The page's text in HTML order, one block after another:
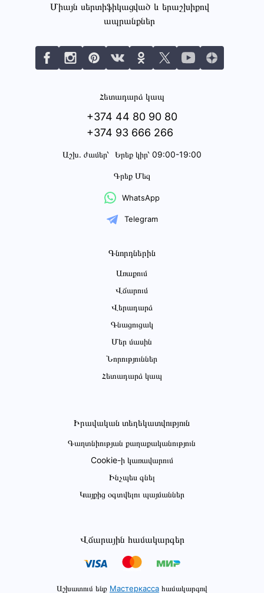
Միայն սերտիֆիկացված և երաշխիքով
ապրանքներ
Հետադարձ կապ
+374 44 80 90 80
+374 93 666 266
Աշխ․ ժամեր՝ Երեք կիր՝ 09:00-19:00
Գրեք Մեզ
WhatsApp
Telegram
Գնորդներին
Առաքում
Վճարում
Վերադարձ
Գնացուցակ
Մեր մասին
Նորություններ
Հետադարձ կապ
Իրավական տեղեկատվություն
Գաղտնիության քաղաքականություն
Cookie-ի կառավարում
Ինչպես գնել
Կայքից օգտվելու պայմաններ
Վճարային համակարգեր
Աշխատում ենք Мастеркасса համակարգով